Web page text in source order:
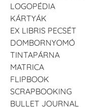
LOGOPÉDIA
KÁRTYÁK
EX LIBRIS PECSÉT
DOMBORNYOMÓ
TINTAPÁRNA
MATRICA
FLIPBOOK
SCRAPBOOKING
BULLET JOURNAL